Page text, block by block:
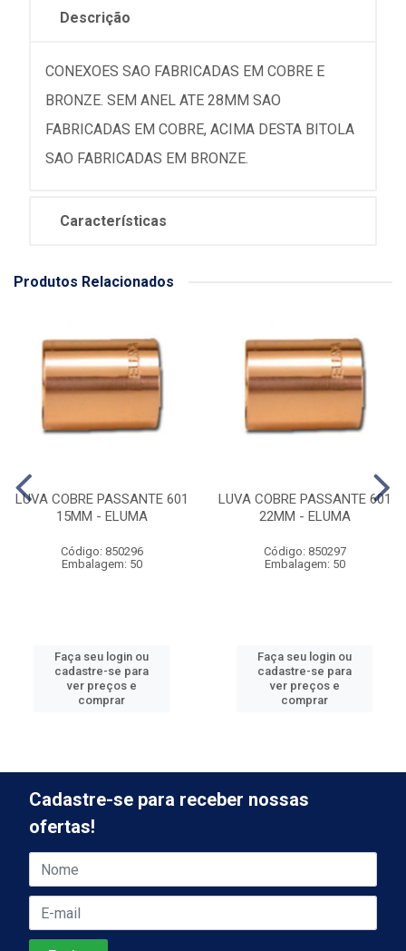
Descrição
CONEXOES SAO FABRICADAS EM COBRE E
BRONZE. SEM ANEL ATE 28MM SAO
FABRICADAS EM COBRE, ACIMA DESTA BITOLA
SAO FABRICADAS EM BRONZE.
Características
Produtos Relacionados
LUVA COBRE PASSANTE 601
15MM - ELUMA
Código: 850296
Embalagem: 50
Faça seu login ou
cadastre-se para
ver preços e
comprar
LUVA COBRE PASSANTE 601
22MM - ELUMA
Código: 850297
Embalagem: 50
Faça seu login ou
cadastre-se para
ver preços e
comprar
Cadastre-se para receber nossas
ofertas!